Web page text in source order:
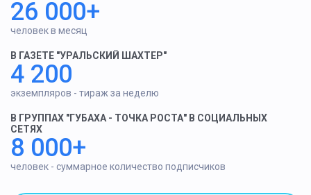
26 000+
человек в месяц
В ГАЗЕТЕ "УРАЛЬСКИЙ ШАХТЕР"
4 200
экземпляров - тираж за неделю
В ГРУППАХ "ГУБАХА - ТОЧКА РОСТА" В СОЦИАЛЬНЫХ
СЕТЯХ
8 000+
человек - суммарное количество подписчиков